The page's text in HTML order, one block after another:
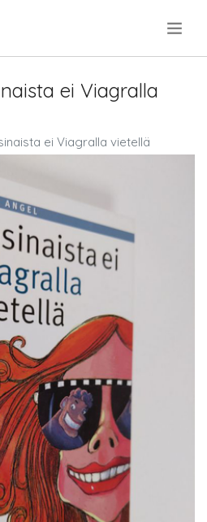
ei Viagralla
ei Viagralla vietellä